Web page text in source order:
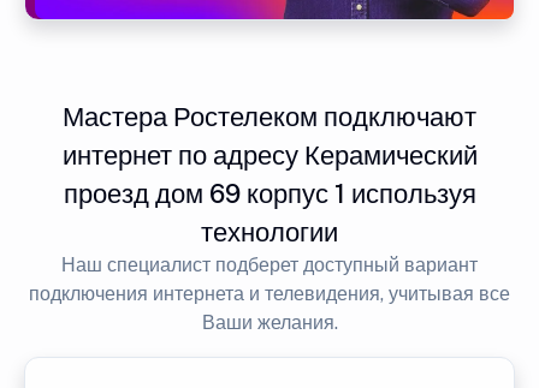
Мастера Ростелеком подключают
интернет по адресу Керамический
проезд дом 69 корпус 1 используя
технологии
Наш специалист подберет доступный вариант
подключения интернета и телевидения, учитывая все
Ваши желания.